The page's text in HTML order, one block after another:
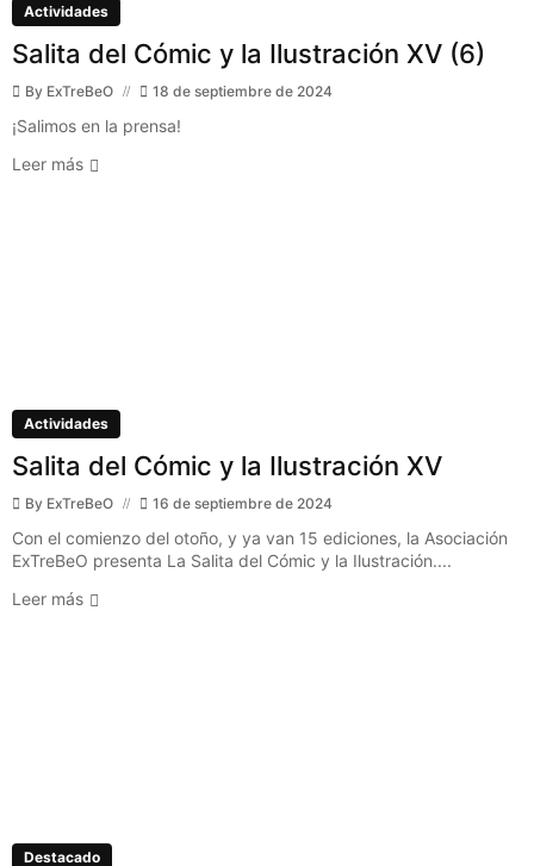
Actividades
Salita del Cómic y la Ilustración XV (6)
By ExTreBeO 18 de septiembre de 2024
¡Salimos en la prensa!
Leer más
Actividades
Salita del Cómic y la Ilustración XV
By ExTreBeO 16 de septiembre de 2024
Con el comienzo del otoño, y ya van 15 ediciones, la Asociación
ExTreBeO presenta La Salita del Cómic y la Ilustración....
Leer más
Destacado